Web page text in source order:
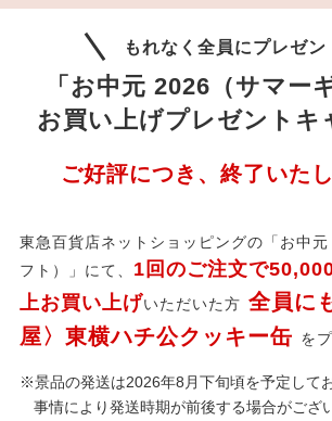
もれなく全員にプレゼン
「お中元 2026（サマー
お買い上げプレゼントキ
ご好評につき、終了いたし
東急百貨店ネットショッピングの「お中
フト）」にて、 1回のご注文で
上お買い上げいただいた方 全員に
屋〉東横ハチ公クッキー缶 を
※景品の発送は2026年8月下旬頃を予定して
事情により発送時期が前後する場合がござ